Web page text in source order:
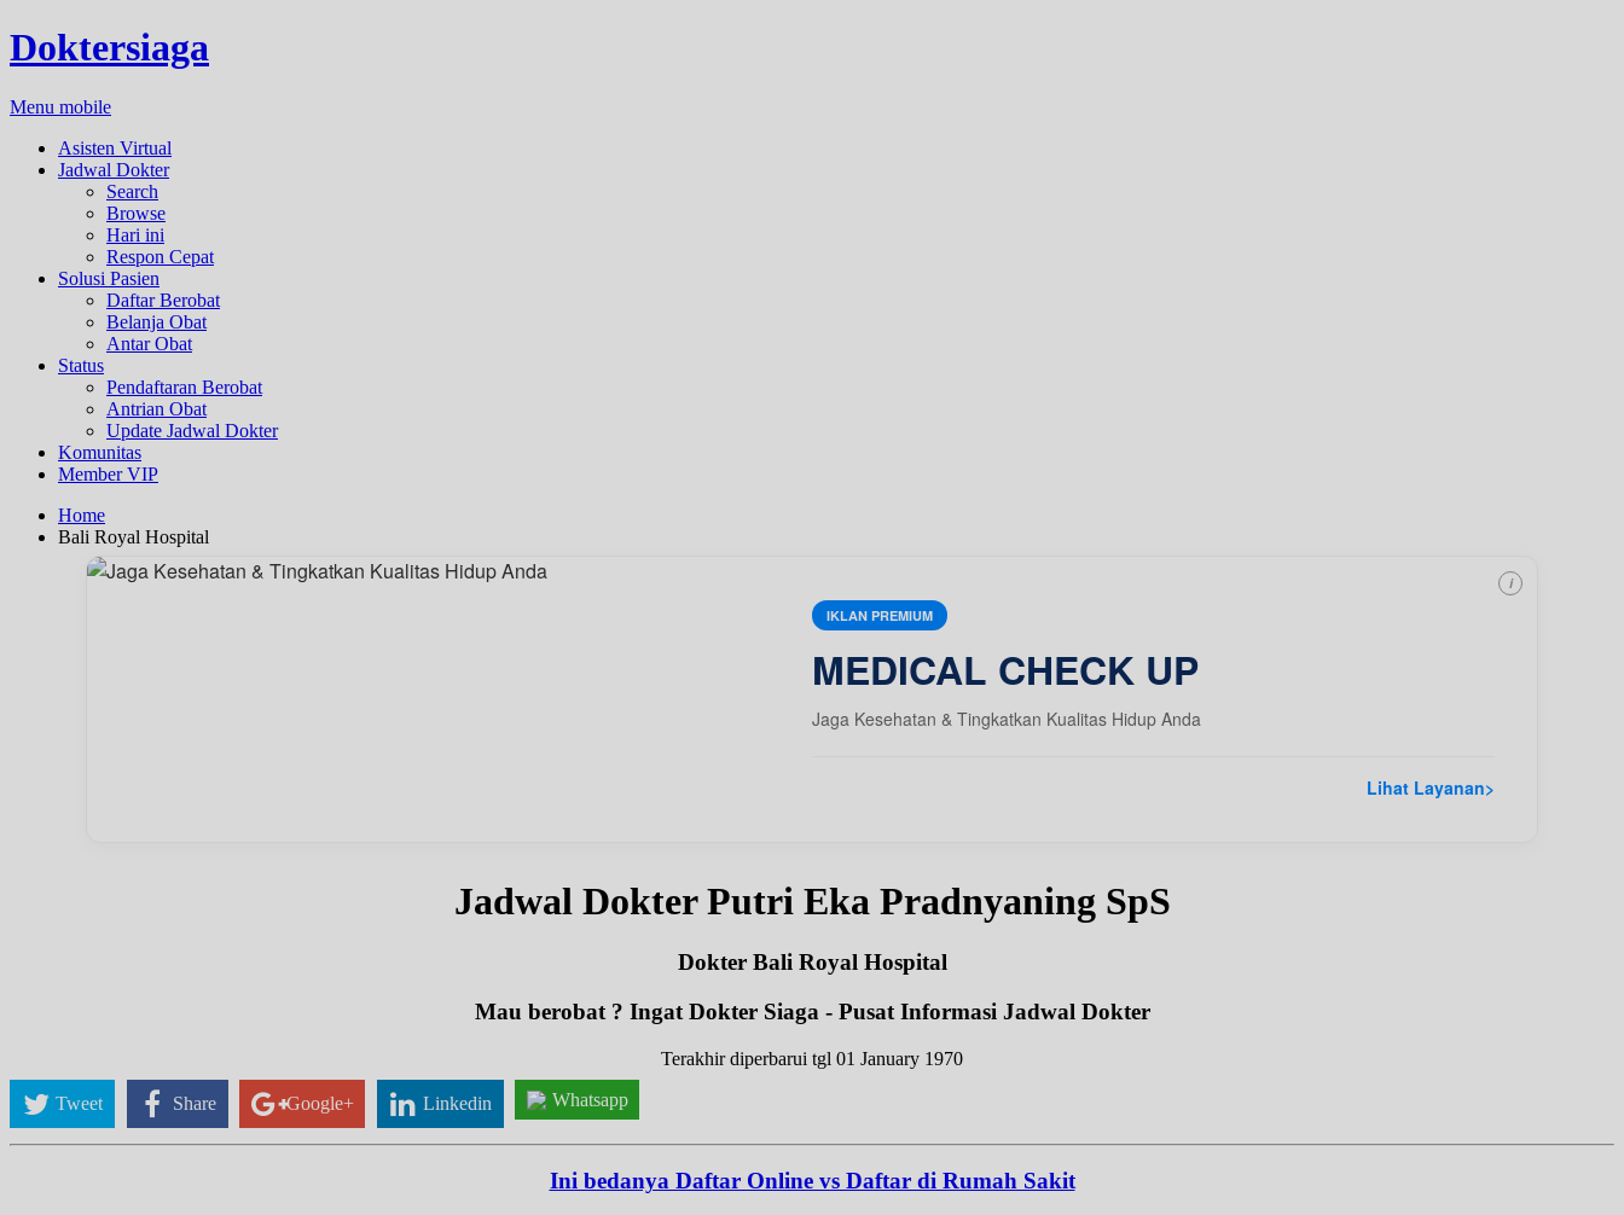
Doktersiaga
Menu mobile
Asisten Virtual
Jadwal Dokter
Search
Browse
Hari ini
Respon Cepat
Solusi Pasien
Daftar Berobat
Belanja Obat
Antar Obat
Status
Pendaftaran Berobat
Antrian Obat
Update Jadwal Dokter
Komunitas
Member VIP
Home
Bali Royal Hospital
IKLAN PREMIUM
MEDICAL CHECK UP
Jaga Kesehatan & Tingkatkan Kualitas Hidup Anda
Lihat Layanan>
i
Jadwal Dokter Putri Eka Pradnyaning SpS
Dokter Bali Royal Hospital
Mau berobat ? Ingat Dokter Siaga - Pusat Informasi Jadwal Dokter
Terakhir diperbarui tgl 01 January 1970
Tweet Share Google+ Linkedin Whatsapp
Ini bedanya Daftar Online vs Daftar di Rumah Sakit